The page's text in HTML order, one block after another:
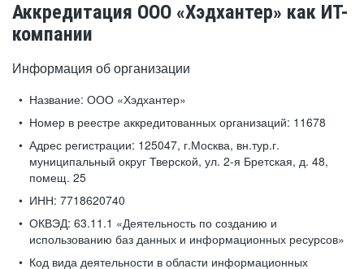
Аккредитация ООО «Хэдхантер» как ИТ-
компании
Информация об организации
Название: ООО «Хэдхантер»
Номер в реестре аккредитованных организаций: 11678
Адрес регистрации: 125047, г.Москва, вн.тур.г.
муниципальный округ Тверской, ул. 2-я Бретская, д. 48,
помещ. 25
ИНН: 7718620740
ОКВЭД: 63.11.1 «Деятельность по созданию и
использованию баз данных и информационных ресурсов»
Код вида деятельности в области информационных